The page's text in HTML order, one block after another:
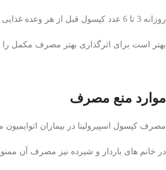
روزانه 3 تا 6 عدد کپسول قبل از هر وعده غذایی میل کنید.
بهتر است برای اثرگذاری بهتر مصرف مکمل را
موارد منع مصرف
مصرف کپسول اسپیرولینا در بیماران
در خانم های باردار و شیرده نیز مصرف آن